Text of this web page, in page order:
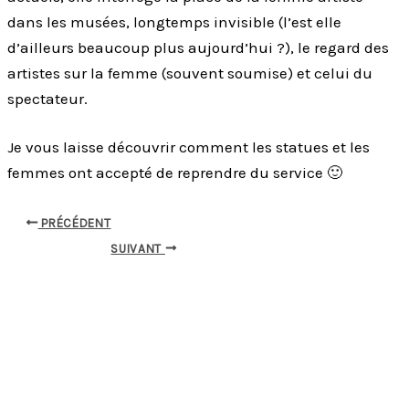
dans les musées, longtemps invisible (l’est elle
d’ailleurs beaucoup plus aujourd’hui ?), le regard des
artistes sur la femme (souvent soumise) et celui du
spectateur.
Je vous laisse découvrir comment les statues et les
femmes ont accepté de reprendre du service 🙂
PRÉCÉDENT
SUIVANT